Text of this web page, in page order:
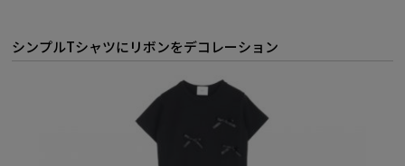
シンプルTシャツにリボンをデコレーション